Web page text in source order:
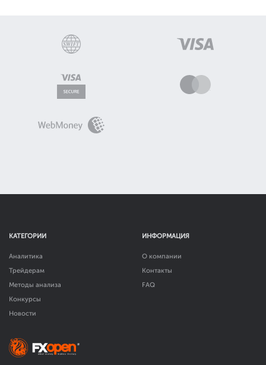
КАТЕГОРИИ
Аналитика
Трейдерам
Методы анализа
Конкурсы
Новости
ИНФОРМАЦИЯ
О компании
Контакты
FAQ